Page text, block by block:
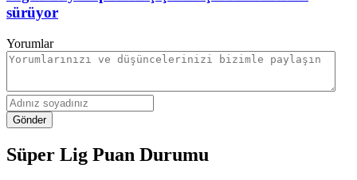
sürüyor
Yorumlar
Gönder
Süper Lig Puan Durumu